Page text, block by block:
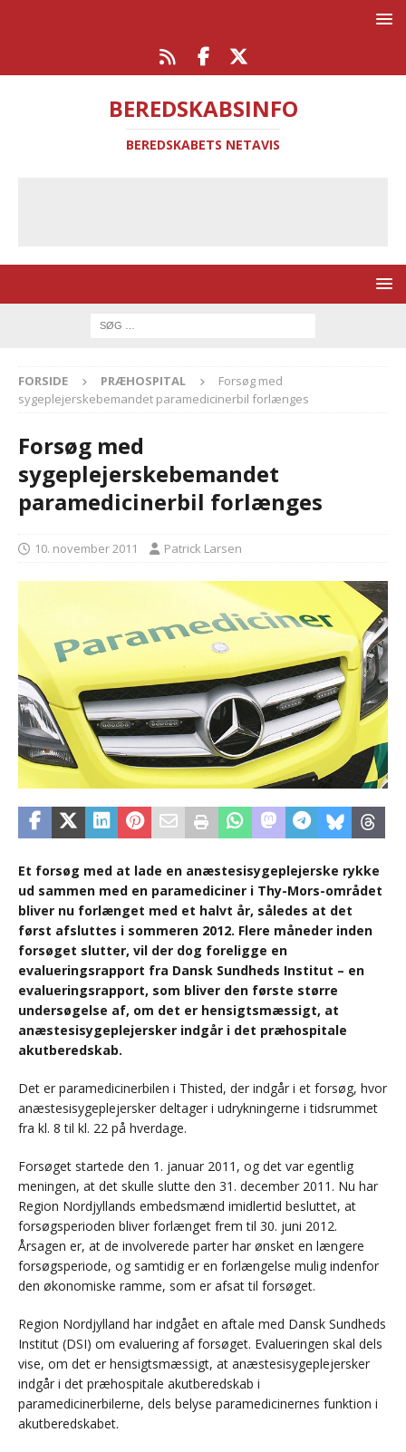
BEREDSKABSINFO
BEREDSKABETS NETAVIS
FORSIDE PRÆHOSPITAL
Forsøg med
sygeplejerskebemandet paramedicinerbil forlænges
Forsøg med
sygeplejerskebemandet
paramedicinerbil forlænges
10. november 2011 Patrick Larsen
Et forsøg med at lade en anæstesisygeplejerske rykke
ud sammen med en paramediciner i Thy-Mors-området
bliver nu forlænget med et halvt år, således at det
først afsluttes i sommeren 2012. Flere måneder inden
forsøget slutter, vil der dog foreligge en
evalueringsrapport fra Dansk Sundheds Institut – en
evalueringsrapport, som bliver den første større
undersøgelse af, om det er hensigtsmæssigt, at
anæstesisygeplejersker indgår i det præhospitale
akutberedskab.
Det er paramedicinerbilen i Thisted, der indgår i et forsøg, hvor
anæstesisygeplejersker deltager i udrykningerne i tidsrummet
fra kl. 8 til kl. 22 på hverdage.
Forsøget startede den 1. januar 2011, og det var egentlig
meningen, at det skulle slutte den 31. december 2011. Nu har
Region Nordjyllands embedsmænd imidlertid besluttet, at
forsøgsperioden bliver forlænget frem til 30. juni 2012.
Årsagen er, at de involverede parter har ønsket en længere
forsøgsperiode, og samtidig er en forlængelse mulig indenfor
den økonomiske ramme, som er afsat til forsøget.
Region Nordjylland har indgået en aftale med Dansk Sundheds
Institut (DSI) om evaluering af forsøget. Evalueringen skal dels
vise, om det er hensigtsmæssigt, at anæstesisygeplejersker
indgår i det præhospitale akutberedskab i
paramedicinerbilerne, dels belyse paramedicinernes funktion i
akutberedskabet.